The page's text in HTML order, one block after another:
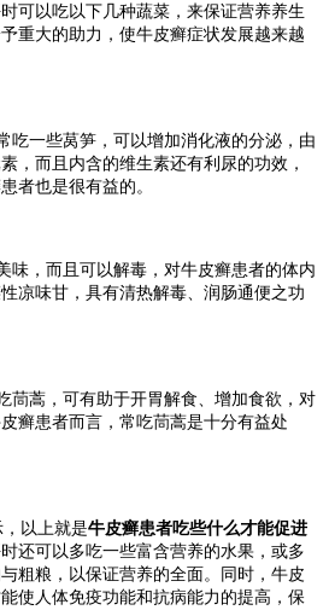
可以吃以下几种蔬菜，来保证营养养生
重大的助力，使牛皮癣症状发展越来越
一些莴笋，可以增加消化液的分泌，由
，而且内含的维生素还有利尿的功效，
者也是很有益的。
，而且可以解毒，对牛皮癣患者的体内
凉味甘，具有清热解毒、润肠通便之功
蒿，可有助于开胃解食、增加食欲，对
癣患者而言，常吃茼蒿是十分有益处
，以上就是牛皮癣患者吃些什么才能促进
还可以多吃一些富含营养的水果，或多
粗粮，以保证营养的全面。同时，牛皮
使人体免疫功能和抗病能力的提高，保